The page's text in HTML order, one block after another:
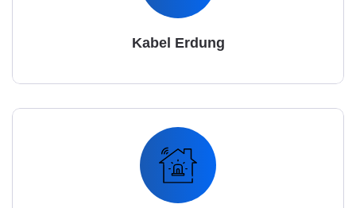
Kabel Erdung